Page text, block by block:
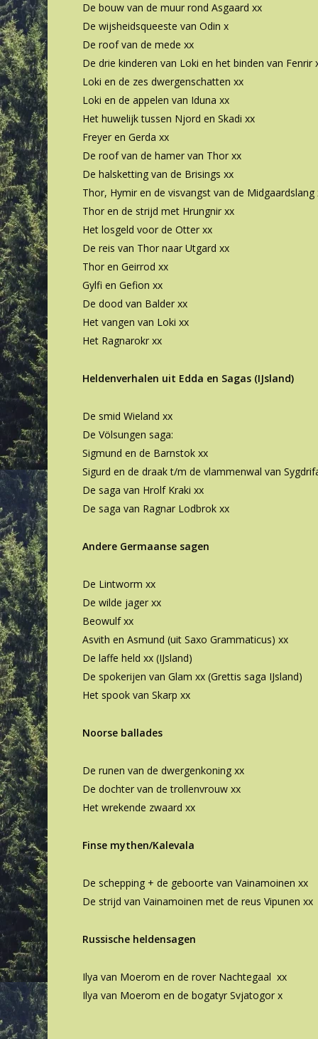
De bouw van de muur rond Asgaard xx
De wijsheidsqueeste van Odin x
De roof van de mede xx
De drie kinderen van Loki en het binden van Fenrir
Loki en de zes dwergenschatten xx
Loki en de appelen van Iduna xx
Het huwelijk tussen Njord en Skadi xx
Freyer en Gerda xx
De roof van de hamer van Thor xx
De halsketting van de Brisings xx
Thor, Hymir en de visvangst van de Midgaardslang
Thor en de strijd met Hrungnir xx
Het losgeld voor de Otter xx
De reis van Thor naar Utgard xx
Thor en Geirrod xx
Gylfi en Gefion xx
De dood van Balder xx
Het vangen van Loki xx
Het Ragnarokr xx
Heldenverhalen uit Edda en Sagas (IJsland)
De smid Wieland xx
De Völsungen saga:
Sigmund en de Barnstok xx
Sigurd en de draak t/m de vlammenwal van
De saga van Hrolf Kraki xx
De saga van Ragnar Lodbrok xx
Andere Germaanse sagen
De Lintworm xx
De wilde jager xx
Beowulf xx
Asvith en Asmund (uit Saxo Grammaticus) xx
De laffe held xx (IJsland)
De spokerijen van Glam xx (Grettis saga IJsland)
Het spook van Skarp xx
Noorse ballades
De runen van de dwergenkoning xx
De dochter van de trollenvrouw xx
Het wrekende zwaard xx
Finse mythen/Kalevala
De schepping + de geboorte van Vainamoinen xx
De strijd van Vainamoinen met de reus Vipunen xx
Russische heldensagen
Ilya van Moerom en de rover Nachtegaal xx
Ilya van Moerom en de bogatyr Svjatogor x